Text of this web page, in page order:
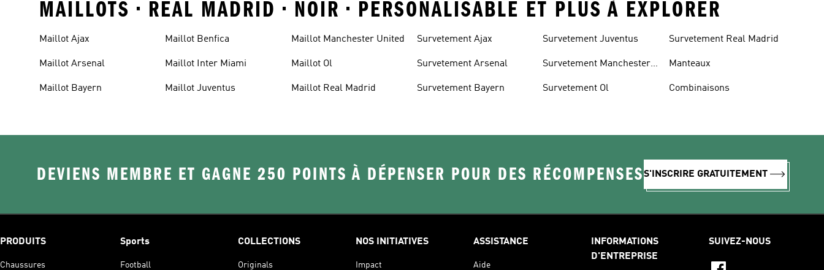
MAILLOTS • REAL MADRID • NOIR • PERSONALISABLE ET PLUS À EXPLORER
Maillot Ajax
Maillot Arsenal
Maillot Bayern
Maillot Benfica
Maillot Inter Miami
Maillot Juventus
Maillot Manchester United
Maillot Ol
Maillot Real Madrid
Survetement Ajax
Survetement Arsenal
Survetement Bayern
Survetement Juventus
Survetement Manchester
Survetement Ol
Survetement Real Madrid
Manteaux
Combinaisons
DEVIENS MEMBRE ET GAGNE 250 POINTS À DÉPENSER POUR DES RÉCOMPENSESS'INSCRIRE GRATUITEMENT
PRODUITS
Chaussures
Sports
Football
COLLECTIONS
Originals
NOS INITIATIVES
Impact
ASSISTANCE
Aide
INFORMATIONS
D'ENTREPRISE
SUIVEZ-NOUS